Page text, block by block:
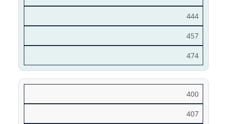
444
457
474
400
407